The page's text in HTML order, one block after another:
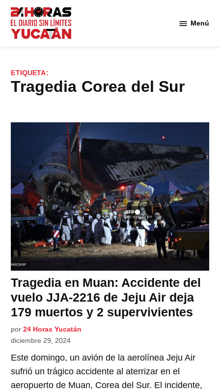
Saltar
contenido
Menú
ETIQUETA:
tragedia Corea del Sur
Tragedia en Muan: Accidente del
vuelo JJA-2216 de Jeju Air deja
179 muertos y 2 supervivientes
por 24 Horas Yucatán
diciembre 29, 2024
Este domingo, un avión de la aerolínea Jeju Air
sufrió un trágico accidente al aterrizar en el
aeropuerto de Muan, Corea del Sur. El incidente,